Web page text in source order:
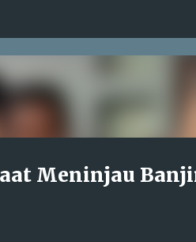
Meninjau